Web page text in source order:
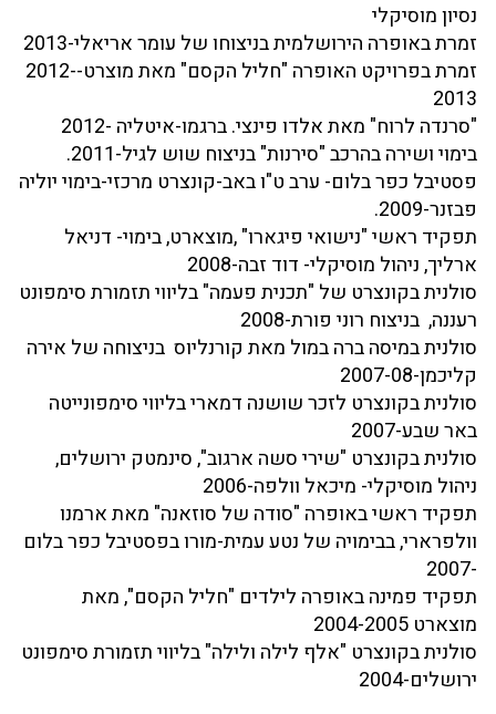
נסיון מוסיקלי
זמרת באופרה הירושלמית בניצוחו של עומר אריאלי-2013
זמרת בפרויקט האופרה "חליל הקסם" מאת מוצרט-2012-
2013
"סרנדה לרוח" מאת אלדו פינצי. ברגמו-איטליה -2012
בימוי ושירה בהרכב "סירנות" בניצוח שוש לגיל-2011.
פסטיבל כפר בלום- ערב ט"ו באב-קונצרט מרכזי-בימוי יוליה
פבזנר-2009.
תפקיד ראשי "נישואי פיגארו" ,מוצארט, בימוי- דניאל
ארליך, ניהול מוסיקלי- דוד זבה-2008
סולנית בקונצרט של "תכנית פעמה" בליווי תזמורת סימפונט
רעננה, בניצוח רוני פורת-2008
סולנית במיסה ברה במול מאת קורנליוס בניצוחה של אירה
קליכמן-2007-08
סולנית בקונצרט לזכר שושנה דמארי בליווי סימפונייטה
באר שבע-2007
סולנית בקונצרט "שירי סשה ארגוב", סינמטק ירושלים,
ניהול מוסיקלי- מיכאל וולפה-2006
תפקיד ראשי באופרה "סודה של סוזאנה" מאת ארמנו
וולפרארי, בבימויה של נטע עמית-מורו בפסטיבל כפר בלום
-2007
תפקיד פמינה באופרה לילדים "חליל הקסם", מאת
מוצארט 2004-2005
סולנית בקונצרט "אלף לילה ולילה" בליווי תזמורת סימפונט
ירושלים-2004